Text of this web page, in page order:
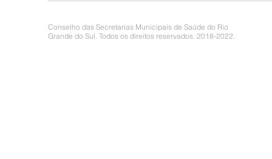
Conselho das Secretarias Municipais de Saúde do Rio
Grande do Sul. Todos os direitos reservados. 2018-2022.